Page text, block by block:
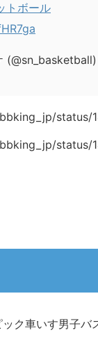
トボール
(@sn_basketball)
status/
status/
ク車いす男子バ